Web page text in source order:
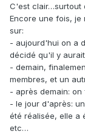
C'est clair…surtout
Encore une fois, je
sur:
- aujourd'hui on a
décidé qu'il y
- demain,
membres, et un
- après demain:
- le jour d'après:
été réalisée, elle a
etc…